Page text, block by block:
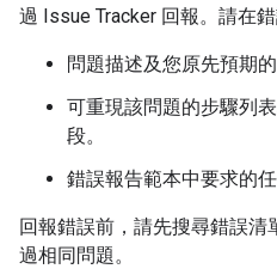
過 Issue Tracker 回報。請在
問題描述及您原先預期的
可重現該問題的步驟列
段。
錯誤報告範本中要求的任
回報錯誤前，請先搜尋錯誤清
過相同問題。